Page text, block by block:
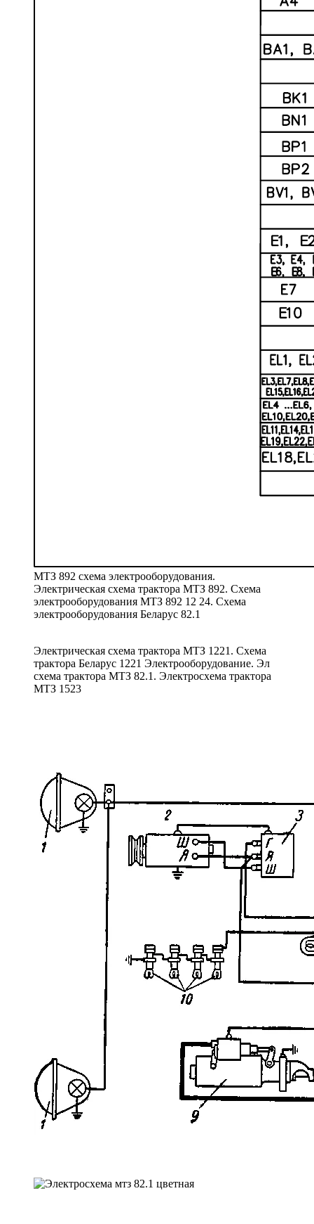
МТЗ 892 схема электрооборудования.
Электрическая схема трактора МТЗ 892. Схема
электрооборудования МТЗ 892 12 24. Схема
электрооборудования Беларус 82.1
Электрическая схема трактора МТЗ 1221. Схема
трактора Беларус 1221 Электрооборудование. Эл
схема трактора МТЗ 82.1. Электросхема трактора
МТЗ 1523